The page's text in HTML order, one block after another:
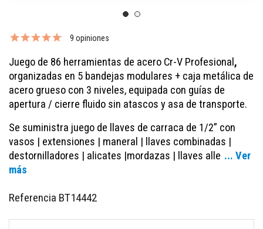
9 opiniones
Juego de 86 herramientas de acero Cr-V Profesional ,
organizadas en 5 bandejas modulares + caja metálica de
acero grueso con 3 niveles, equipada con guías de
apertura / cierre fluido sin atascos y asa de transporte.
Se suministra juego de llaves de carraca de 1/2” con
vasos | extensiones | maneral | llaves combinadas |
destornilladores | alicates |mordazas | llaves alle ... Ver
más
Referencia BT14442